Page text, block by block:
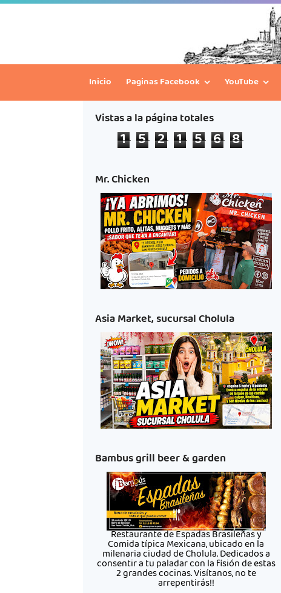
Inicio Paginas Facebook YouTube
Vistas a la página totales
1 5 2 1 5 6 8
Mr. Chicken
Asia Market, sucursal Cholula
Bambus grill beer & garden
Restaurante de Espadas Brasileñas y
Comida típica Mexicana, ubicado en la
milenaria ciudad de Cholula. Dedicados a
consentir a tu paladar con la fisión de estas
2 grandes cocinas. Visítanos, no te
arrepentirás!!